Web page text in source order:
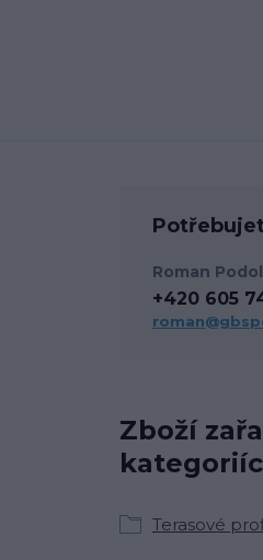
Zboží
Terasové
Roman
+420 605